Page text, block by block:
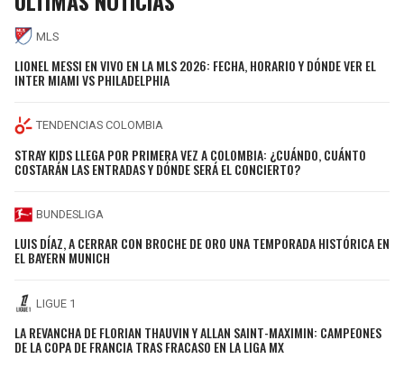
MLS
LIONEL MESSI EN VIVO EN LA MLS 2026: FECHA, HORARIO Y DÓNDE VER EL
INTER MIAMI VS PHILADELPHIA
TENDENCIAS COLOMBIA
STRAY KIDS LLEGA POR PRIMERA VEZ A COLOMBIA: ¿CUÁNDO, CUÁNTO
COSTARÁN LAS ENTRADAS Y DÓNDE SERÁ EL CONCIERTO?
BUNDESLIGA
LUIS DÍAZ, A CERRAR CON BROCHE DE ORO UNA TEMPORADA HISTÓRICA EN
EL BAYERN MUNICH
LIGUE 1
LA REVANCHA DE FLORIAN THAUVIN Y ALLAN SAINT-MAXIMIN: CAMPEONES
DE LA COPA DE FRANCIA TRAS FRACASO EN LA LIGA MX